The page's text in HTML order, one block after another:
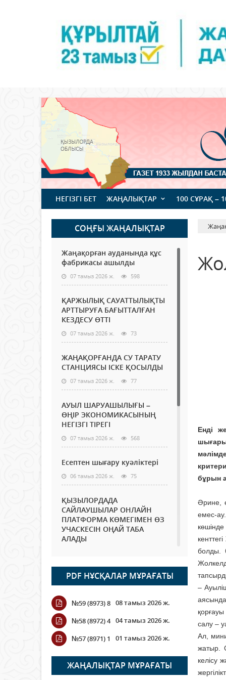
НЕГІЗГІ БЕТ ЖАҢАЛЫҚТАР 100 СҰРАҚ –
СОҢҒЫ ЖАҢАЛЫҚТАР
Жаңақорған ауданында құс
фабрикасы ашылды
07 тамыз 2026 ж. 598
ҚАРЖЫЛЫҚ САУАТТЫЛЫҚТЫ
АРТТЫРУҒА БАҒЫТТАЛҒАН
КЕЗДЕСУ ӨТТІ
07 тамыз 2026 ж. 73
ЖАҢАҚОРҒАНДА СУ ТАРАТУ
СТАНЦИЯСЫ ІСКЕ ҚОСЫЛДЫ
07 тамыз 2026 ж. 77
АУЫЛ ШАРУАШЫЛЫҒЫ –
ӨҢІР ЭКОНОМИКАСЫНЫҢ
НЕГІЗГІ ТІРЕГІ
07 тамыз 2026 ж. 568
Есептен шығару куәліктері
06 тамыз 2026 ж. 75
ҚЫЗЫЛОРДАДА
САЙЛАУШЫЛАР ОНЛАЙН
ПЛАТФОРМА КӨМЕГІМЕН ӨЗ
УЧАСКЕСІН ОҢАЙ ТАБА
АЛАДЫ
Open Air: Қызылорда
облысы полиция
департаменті 20 мыңнан
астам көрерменнің
қауіпсіздігін қамтамасыз етті
ҚАЛАЙ ӨТЕДІ?
06 тамыз 2026 ж. 266
PDF НҰСҚАЛАР МҰРАҒАТЫ
№59 (8973) 8 08 тамыз 2026 ж.
№58 (8972) 4 04 тамыз 2026 ж.
№57 (8971) 1
01 тамыз 2026 ж.
ЖАҢАЛЫҚТАР МҰРАҒАТЫ
Енді
бұрын
Әрине,
емес-
болды.
–
салу –
Ал,
жатыр.
келісу